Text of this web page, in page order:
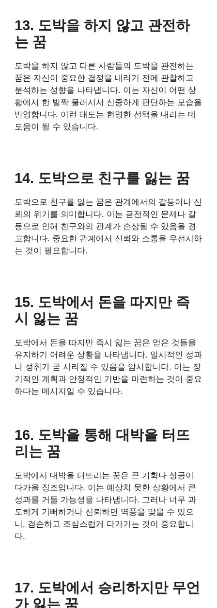
13. 도박을 하지 않고 관전하
는 꿈
도박을 하지 않고 다른 사람들의 도박을 관전하는
꿈은 자신이 중요한 결정을 내리기 전에 관찰하고
분석하는 성향을 나타냅니다. 이는 자신이 어떤 상
황에서 한 발짝 물러서서 신중하게 판단하는 모습을
반영합니다. 이런 태도는 현명한 선택을 내리는 데
도움이 될 수 있습니다.
14. 도박으로 친구를 잃는 꿈
도박으로 친구를 잃는 꿈은 관계에서의 갈등이나 신
뢰의 위기를 의미합니다. 이는 금전적인 문제나 갈
등으로 인해 친구와의 관계가 손상될 수 있음을 경
고합니다. 중요한 관계에서 신뢰와 소통을 우선시하
는 것이 필요합니다.
15. 도박에서 돈을 따지만 즉
시 잃는 꿈
도박에서 돈을 따지만 즉시 잃는 꿈은 얻은 것들을
유지하기 어려운 상황을 나타냅니다. 일시적인 성과
나 성취가 곧 사라질 수 있음을 암시합니다. 이는 장
기적인 계획과 안정적인 기반을 마련하는 것이 중요
하다는 메시지일 수 있습니다.
16. 도박을 통해 대박을 터뜨
리는 꿈
도박에서 대박을 터뜨리는 꿈은 큰 기회나 성공이
다가올 징조입니다. 이는 예상치 못한 상황에서 큰
성과를 거둘 가능성을 나타냅니다. 그러나 너무 과
도하게 기뻐하거나 신뢰하면 역풍을 맞을 수 있으
니, 겸손하고 조심스럽게 다가가는 것이 중요합니
다.
17. 도박에서 승리하지만 무언
가 잃는 꿈